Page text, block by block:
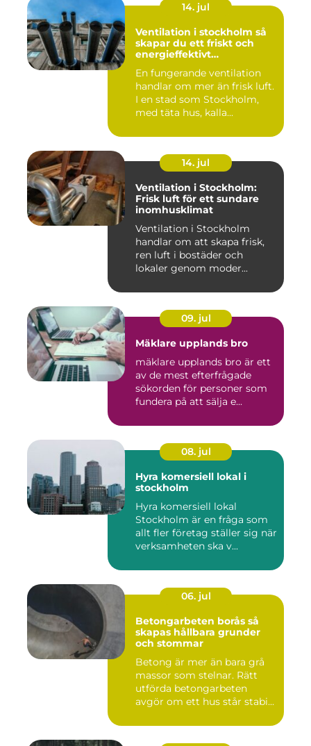
14. jul
Ventilation i stockholm så
skapar du ett friskt och
energieffektivt
En fungerande ventilation
handlar om mer än frisk luft.
I en stad som Stockholm,
med täta hus, kalla...
14. jul
Ventilation i Stockholm:
Frisk luft för ett sundare
inomhusklimat
Ventilation i Stockholm
handlar om att skapa frisk,
ren luft i bostäder och
lokaler genom moder...
09. jul
Mäklare upplands bro
mäklare upplands bro är ett
av de mest efterfrågade
sökorden för personer som
fundera på att sälja e...
08. jul
Hyra komersiell lokal i
stockholm
Hyra komersiell lokal
Stockholm är en fråga som
allt fler företag ställer sig när
verksamheten ska v...
06. jul
Betongarbeten borås så
skapas hållbara grunder
och stommar
Betong är mer än bara grå
massor som stelnar. Rätt
utförda betongarbeten
avgör om ett hus står stabi...